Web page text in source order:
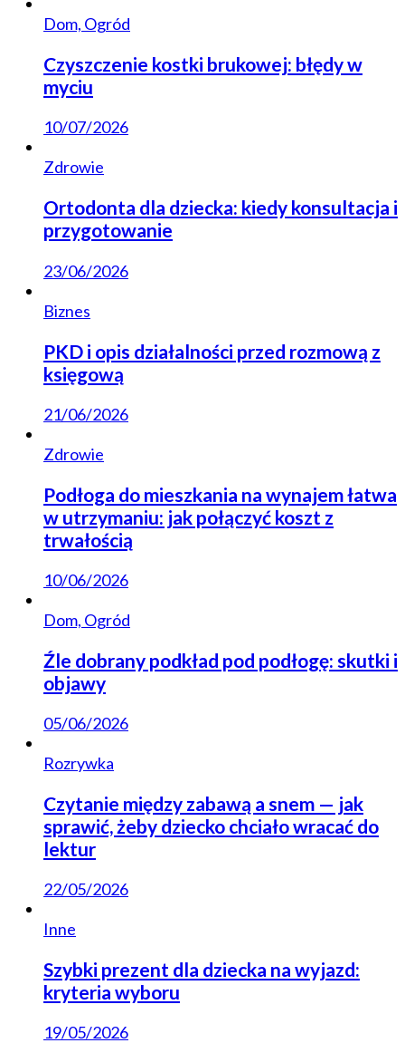
Dom, Ogród
Czyszczenie kostki brukowej: błędy w
myciu
10/07/2026
Zdrowie
Ortodonta dla dziecka: kiedy konsultacja i
przygotowanie
23/06/2026
Biznes
PKD i opis działalności przed rozmową z
księgową
21/06/2026
Zdrowie
Podłoga do mieszkania na wynajem łatwa
w utrzymaniu: jak połączyć koszt z
trwałością
10/06/2026
Dom, Ogród
Źle dobrany podkład pod podłogę: skutki i
objawy
05/06/2026
Rozrywka
Czytanie między zabawą a snem — jak
sprawić, żeby dziecko chciało wracać do
lektur
22/05/2026
Inne
Szybki prezent dla dziecka na wyjazd:
kryteria wyboru
19/05/2026